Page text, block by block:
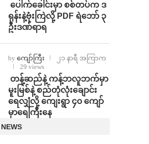
⁩ ⁨ပေါက်ခေါင်းမှာ စစ်တပ်က ဒ
ရုန်းနဲ့ဗုံးကြဲလို့ PDF ရဲဘော် ၃
ဦးဒဏ်ရာရ
by ကျော်ကြီး
၂၁ နာရီ အကြာက
29 views
⁩ ⁨တန့်ဆည်နဲ့ ကန့်ဘလူဘက်မှာ
မူးမြစ်နဲ့ စည်တုံလုံးချောင်း
ရေလျှံလို့ ကျေးရွာ ၄၀ ကျော်
မှာရေကြီးနေ